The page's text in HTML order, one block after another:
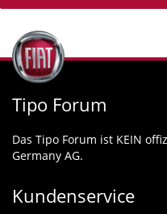
Tipo Forum
Das Tipo Forum ist KEIN
Germany AG.
Kundenservice